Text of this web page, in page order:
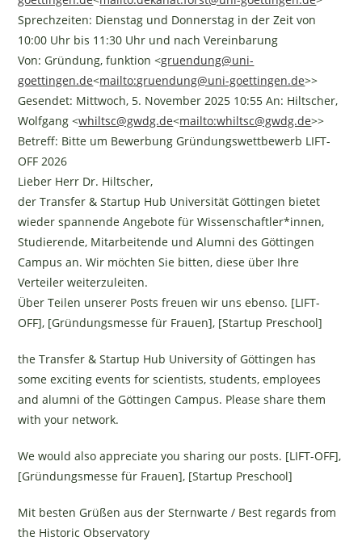
Sprechzeiten: Dienstag und Donnerstag in der Zeit von
10:00 Uhr bis 11:30 Uhr und nach Vereinbarung
Von: Gründung, funktion <gruendung@uni-
goettingen.de<mailto:gruendung@uni-goettingen.de>>
Gesendet: Mittwoch, 5. November 2025 10:55 An: Hiltscher,
Wolfgang <whiltsc@gwdg.de<mailto:whiltsc@gwdg.de>>
Betreff: Bitte um Bewerbung Gründungswettbewerb LIFT-
OFF 2026
Lieber Herr Dr. Hiltscher,
der Transfer & Startup Hub Universität Göttingen bietet
wieder spannende Angebote für Wissenschaftler*innen,
Studierende, Mitarbeitende und Alumni des Göttingen
Campus an. Wir möchten Sie bitten, diese über Ihre
Verteiler weiterzuleiten.
Über Teilen unserer Posts freuen wir uns ebenso. [LIFT-
OFF], [Gründungsmesse für Frauen], [Startup Preschool]
the Transfer & Startup Hub University of Göttingen has
some exciting events for scientists, students, employees
and alumni of the Göttingen Campus. Please share them
with your network.
We would also appreciate you sharing our posts. [LIFT-OFF],
[Gründungsmesse für Frauen], [Startup Preschool]
Mit besten Grüßen aus der Sternwarte / Best regards from
the Historic Observatory